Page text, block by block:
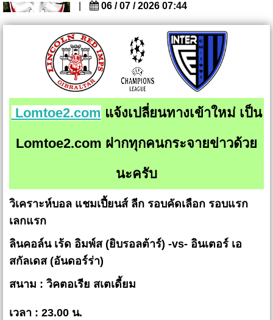
06 / 07 / 2026 07:44
Lomtoe2.com แจ้งเปลี่ยนทางเข้าใหม่ เป็น
Lomtoe2.com ฝากทุกคนกระจายข่าวด้วย
นะครับ
วิเคราะห์บอล แชมเปี้ยนส์ ลีก รอบคัดเลือก รอบแรก
เลกแรก
ลินคอล์น เร้ด อิมพ์ส (ยิบรอลต้าร์) -vs- อินเตอร์ เอ
สกัลเดส (อันดอร์ร่า)
สนาม : วิคตอเรีย สเตเดี้ยม
เวลา : 23.00 น.